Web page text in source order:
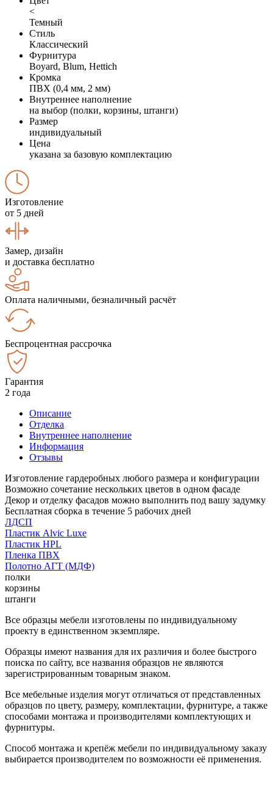
<
Темный
Стиль
Классический
Фурнитура
Boyard, Blum, Hettich
Кромка
ПВХ (0,4 мм, 2 мм)
Внутреннее наполнение
на выбор (полки, корзины, штанги)
Размер
индивидуальный
Цена
указана за базовую комплектацию
Изготовление
от 5 дней
Замер, дизайн
и доставка бесплатно
Оплата наличными, безналичный расчёт
Беспроцентная рассрочка
Гарантия
2 года
Описание
Отделка
Внутреннее наполнение
Информация
Отзывы
Изготовление гардеробных любого размера и конфигурации
Возможно сочетание нескольких цветов в одном фасаде
Декор и отделку фасадов можно выполнить под вашу задумку
Бесплатная сборка в течение 5 рабочих дней
ЛДСП
Пластик Alvic Luxe
Пластик HPL
Пленка ПВХ
Полотно АГТ (МДФ)
полки
корзины
штанги
Все образцы мебели изготовлены по индивидуальному
проекту в единственном экземпляре.
Образцы имеют названия для их различия и более быстрого
поиска по сайту, все названия образцов не являются
зарегистрированным товарным знаком.
Все мебельные изделия могут отличаться от представленных
образцов по цвету, размеру, комплектации, фурнитуре, а также
способами монтажа и производителями комплектующих и
фурнитуры.
Способ монтажа и крепёж мебели по индивидуальному заказу
выбирается производителем по возможности её применения.